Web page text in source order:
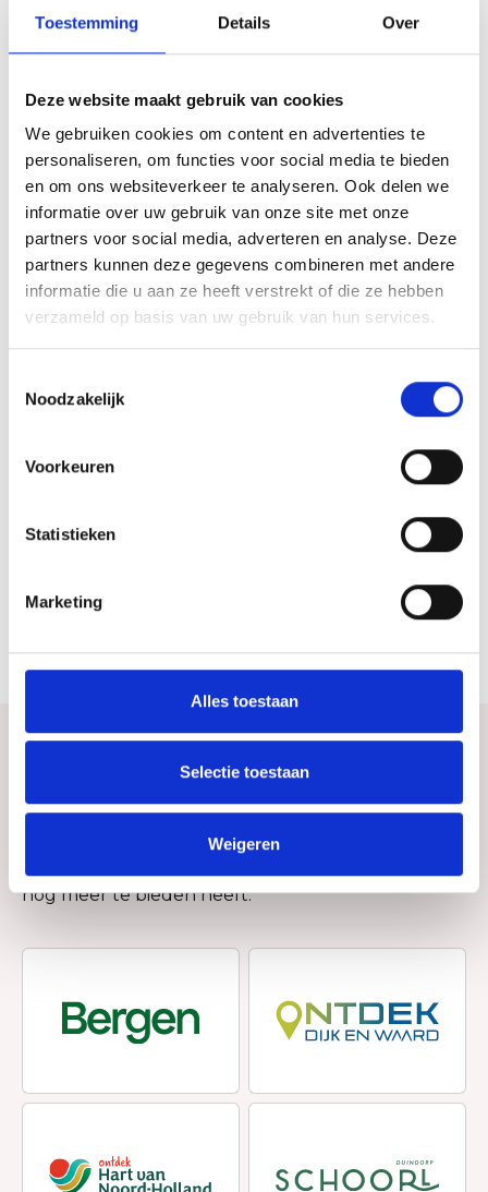
Toestemming Details Over
Deze website maakt gebruik van cookies
We gebruiken cookies om content en advertenties te
personaliseren, om functies voor social media te bieden
en om ons websiteverkeer te analyseren. Ook delen we
informatie over uw gebruik van onze site met onze
partners voor social media, adverteren en analyse. Deze
partners kunnen deze gegevens combineren met andere
informatie die u aan ze heeft verstrekt of die ze hebben
verzameld op basis van uw gebruik van hun services.
Noodzakelijk
Voorkeuren
Statistieken
Marketing
Alles toestaan
Selectie toestaan
Weigeren
https://www.rentalsegmond.nl/logies-de-werf
Toegankelijkheid
Er is helaas niets bekend over de toegankelijkheid.
Contact
Logies de Werf
Zuiderstraat 41
1931 GD Egmond aan Zee
info@rentalsegmond.nl
Website
Bezoek website
Bekijk ook eens
Ontdek de rest van de regio! Bekijk de andere
websites om te zien wat deze prachtige omgeving
nog meer te bieden heeft.